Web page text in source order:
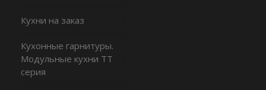
Кухни на заказ
Кухонные гарнитуры.
Модульные кухни ТТ
серия